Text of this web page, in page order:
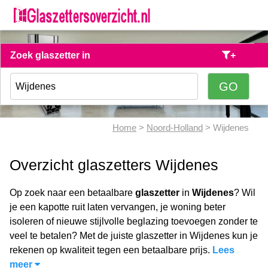
Zoek glaszetter in +
Home > Noord-Holland > Wijdenes
Overzicht glaszetters Wijdenes
Op zoek naar een betaalbare glaszetter in Wijdenes? Wil
je een kapotte ruit laten vervangen, je woning beter
isoleren of nieuwe stijlvolle beglazing toevoegen zonder te
veel te betalen? Met de juiste glaszetter in Wijdenes kun je
rekenen op kwaliteit tegen een betaalbare prijs. Lees
meer